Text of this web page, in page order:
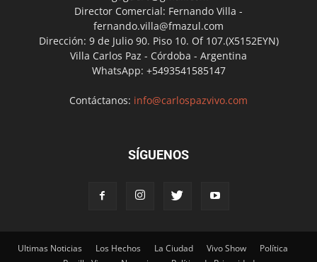
Director Comercial: Fernando Villa -
fernando.villa@fmazul.com
Dirección: 9 de Julio 90. Piso 10. Of 107.(X5152EYN)
Villa Carlos Paz - Córdoba - Argentina
WhatsApp: +5493541585147
Contáctanos: info@carlospazvivo.com
SÍGUENOS
Ultimas Noticias Los Hechos La Ciudad Vivo Show
Política